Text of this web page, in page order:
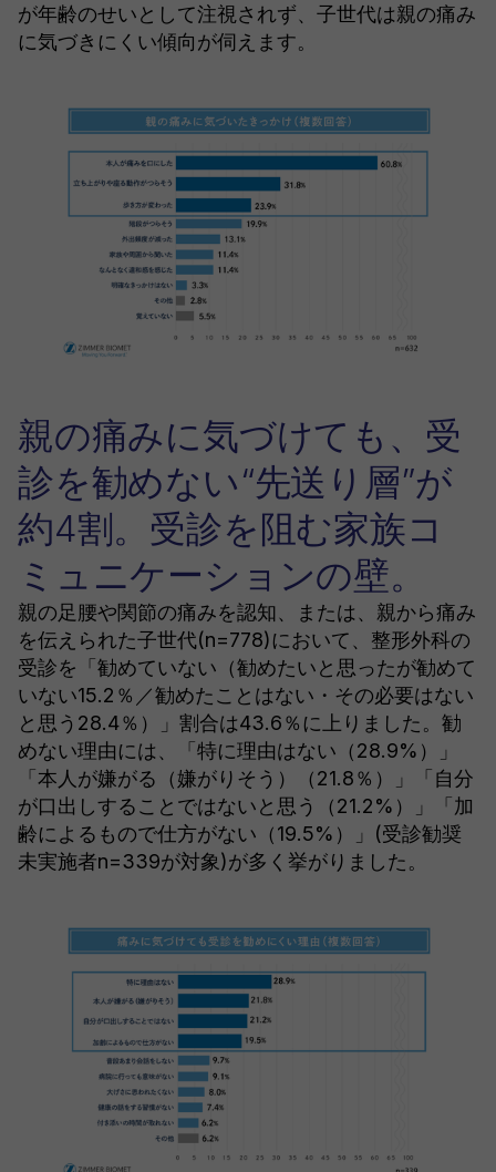
が年齢のせいとして注視されず、子世代は親の痛み
に気づきにくい傾向が伺えます。
親の痛みに気づけても、受
診を勧めない“先送り層”が
約4割。受診を阻む家族コ
ミュニケーションの壁。
親の足腰や関節の痛みを認知、または、親から痛み
を伝えられた子世代(n=778)において、整形外科の
受診を「勧めていない（勧めたいと思ったが勧めて
いない15.2％／勧めたことはない・その必要はない
と思う28.4％）」割合は43.6％に上りました。勧
めない理由には、「特に理由はない（28.9%）」
「本人が嫌がる（嫌がりそう）（21.8％）」「自分
が口出しすることではないと思う（21.2%）」「加
齢によるもので仕方がない（19.5%）」(受診勧奨
未実施者n=339が対象)が多く挙がりました。